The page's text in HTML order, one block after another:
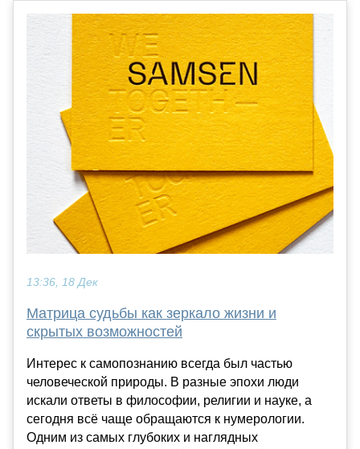
13:36, 18 Дек
Матрица судьбы как зеркало жизни и
скрытых возможностей
Интерес к самопознанию всегда был частью
человеческой природы. В разные эпохи люди
искали ответы в философии, религии и науке, а
сегодня всё чаще обращаются к нумерологии.
Одним из самых глубоких и наглядных